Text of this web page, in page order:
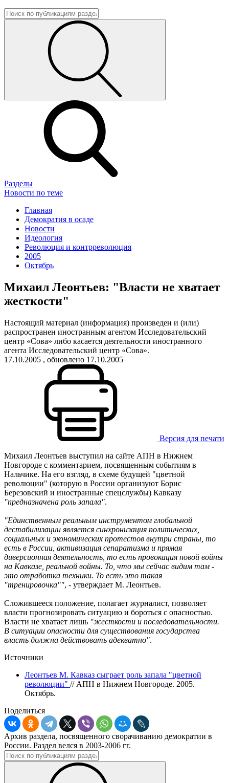
Разделы
Новости по теме
Главная
Демократия в осаде
Новости
Идеология
Революция и контрреволюция
2005
Октябрь
Михаил Леонтьев: "Власти не хватает
жесткости"
Настоящий материал (информация) произведен и (или)
распространен иностранным агентом Исследовательский
центр «Сова» либо касается деятельности иностранного
агента Исследовательский центр «Сова».
17.10.2005 , обновлено 17.10.2005
Версия для печати
Михаил Леонтьев выступил на сайте АПН в Нижнем
Новгороде с комментарием, посвященным событиям в
Нальчике. На его взгляд, в схеме будущей "цветной
революции" (которую в России организуют Борис
Березовский и иностранные спецслужбы) Кавказу
"предназначена роль запала".
"Единственным реальным инструментом глобальной
дестабилизации является синхронизация политических,
социальных и экономических протестов внутри страны, то
есть в России, активизация сепаратизма и прямая
диверсионная деятельность, то есть провокация новой войны
на Кавказе, реальной войны. То, что мы сейчас видим там -
это отработка техники. То есть это такая
"тренировочка"", - утверждает М. Леонтьев.
Сложившееся положение, полагает журналист, позволяет
власти прогнозировать ситуацию и бороться с опасностью.
Власти не хватает лишь "жесткости и последовательности.
В ситуации опасности для существования государства
власть должна действовать адекватно".
Источники
Леонтьев М. Кавказ сыграет роль запала "цветной
революции" // АПН в Нижнем Новгороде. 2005.
Октябрь.
Поделиться
Архив раздела, посвященного сворачиванию демократии в
России. Раздел велся в 2003-2006 гг.